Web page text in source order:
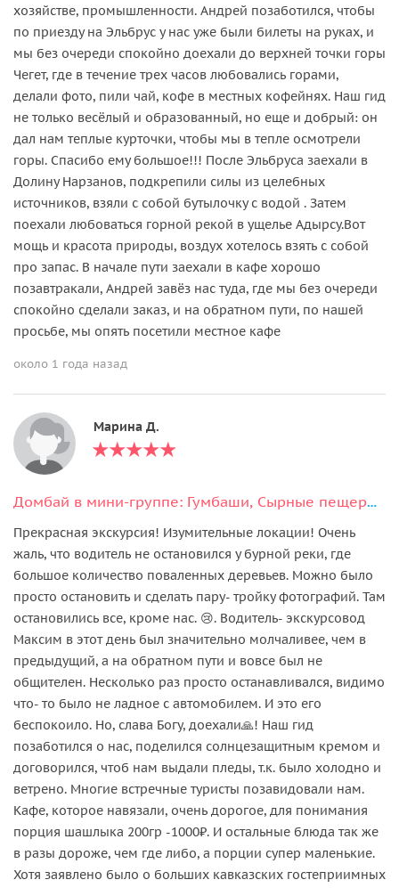
хозяйстве, промышленности. Андрей позаботился, чтобы
по приезду на Эльбрус у нас уже были билеты на руках, и
мы без очереди спокойно доехали до верхней точки горы
Чегет, где в течение трех часов любовались горами,
делали фото, пили чай, кофе в местных кофейнях. Наш гид
не только весёлый и образованный, но еще и добрый: он
дал нам теплые курточки, чтобы мы в тепле осмотрели
горы. Спасибо ему большое!!! После Эльбруса заехали в
Долину Нарзанов, подкрепили силы из целебных
источников, взяли с собой бутылочку с водой . Затем
поехали любоваться горной рекой в ущелье Адырсу.Вот
мощь и красота природы, воздух хотелось взять с собой
про запас. В начале пути заехали в кафе хорошо
позавтракали, Андрей завёз нас туда, где мы без очереди
спокойно сделали заказ, и на обратном пути, по нашей
просьбе, мы опять посетили местное кафе
около 1 года назад
Марина Д.
Домбай в мини-группе: Гумбаши, Сырные пещеры, Шоанинский храм, Кара-кёль
Прекрасная экскурсия! Изумительные локации! Очень
жаль, что водитель не остановился у бурной реки, где
большое количество поваленных деревьев. Можно было
просто остановить и сделать пару- тройку фотографий. Там
остановились все, кроме нас. 😢. Водитель- экскурсовод
Максим в этот день был значительно молчаливее, чем в
предыдущий, а на обратном пути и вовсе был не
общителен. Несколько раз просто останавливался, видимо
что- то было не ладное с автомобилем. И это его
беспокоило. Но, слава Богу, доехали🙏! Наш гид
позаботился о нас, поделился солнцезащитным кремом и
договорился, чтоб нам выдали пледы, т.к. было холодно и
ветрено. Многие встречные туристы позавидовали нам.
Кафе, которое навязали, очень дорогое, для понимания
порция шашлыка 200гр -1000₽. И остальные блюда так же
в разы дороже, чем где либо, а порции супер маленькие.
Хотя заявлено было о больших кавказских гостеприимных